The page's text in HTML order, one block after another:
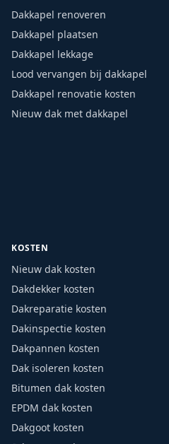
Dakkapel renoveren
Dakkapel plaatsen
Dakkapel lekkage
Lood vervangen bij dakkapel
Dakkapel renovatie kosten
Nieuw dak met dakkapel
KOSTEN
Nieuw dak kosten
Dakdekker kosten
Dakreparatie kosten
Dakinspectie kosten
Dakpannen kosten
Dak isoleren kosten
Bitumen dak kosten
EPDM dak kosten
Dakgoot kosten